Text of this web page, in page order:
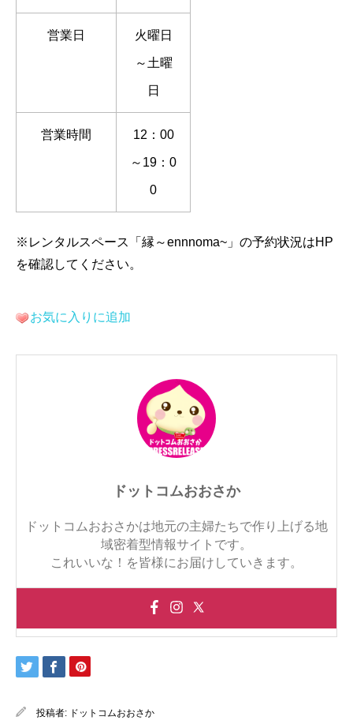
営業日 火曜日
～土曜
日
営業時間 12：00
～19：0
0
※レンタルスペース「縁～ennnoma~」の予約状況はHP
を確認してください。
お気に入りに追加
ドットコムおおさか
ドットコムおおさかは地元の主婦たちで作り上げる地
域密着型情報サイトです。
これいいな！を皆様にお届けしていきます。
投稿者: ドットコムおおさか